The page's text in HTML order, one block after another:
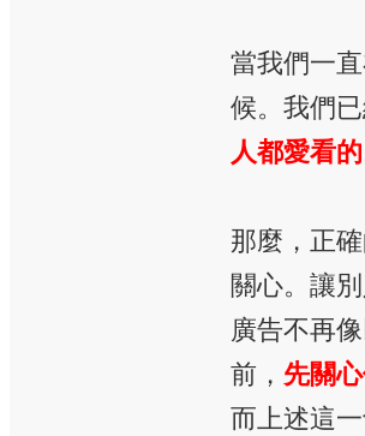
當我們一
候。我們
人都愛看的
那麼，正
關心。讓
廣告不再
前， 先關
而上述這